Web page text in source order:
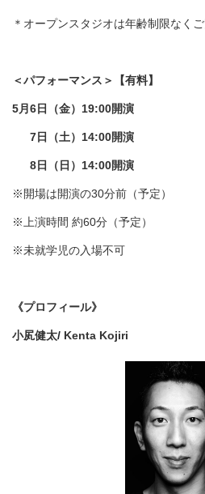
＊オープンスタジオは年齢制限なくご
＜パフォーマンス＞【有料】
5月6日（金）19:00開演
7日（土）14:00開演
8日（日）14:00開演
※開場は開演の30分前（予定）
※上演時間 約60分（予定）
※未就学児の入場不可
《プロフィール》
⼩㞍健太/ Kenta Kojiri